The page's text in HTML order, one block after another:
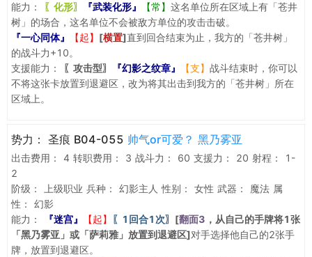
能力：
〖化形〗 『武装化形』 【常】 这名单位所在区域上有「苍井
树」的场合，这名单位不会被敌方单位的攻击击破。
『一心同体』
【起】 [横置]直到回合结束为止，我方的「苍井树」
的战斗力+10。
支援能力：
〖攻击型〗 『幻影之纹章』 【支】 战斗结束时，你可以
不将这张卡放置到退避区，改为将其出击到我方的「苍井树」所在
区域上。
势力： 圣痕 B04-055 帅气or可爱？ 黑乃雾亚
出击费用： 4 转职费用： 3 战斗力： 60 支援力： 20 射程：
1-
2
阶级：
上级职业 兵种： 幻影主人 性别： 女性 武器： 魔法 属
性：
幻影
能力：
『迷宫』 【起】 〖1回合1次〗 [翻面3 ，从自己的手牌将1张
「黑乃雾亚」或「萨莉雅」放置到退避区]对手选择他自己的2张手
牌，放置到退避区。